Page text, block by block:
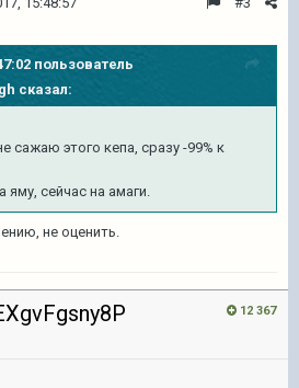
пользователь
сказал:
сажаю этого кепа, сразу -99% к
сейчас на амаги.
не оценить.
12 367